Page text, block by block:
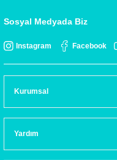
Sosyal Medyada Biz
Instagram Facebook
Kurumsal
Yardım